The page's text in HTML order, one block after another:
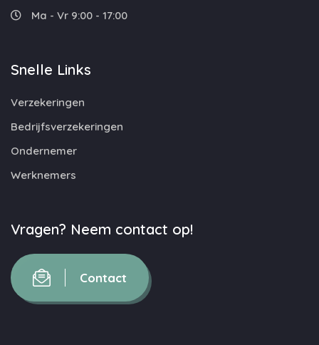
Ma - Vr 9:00 - 17:00
Snelle Links
Verzekeringen
Bedrijfsverzekeringen
Ondernemer
Werknemers
Vragen? Neem contact op!
Contact